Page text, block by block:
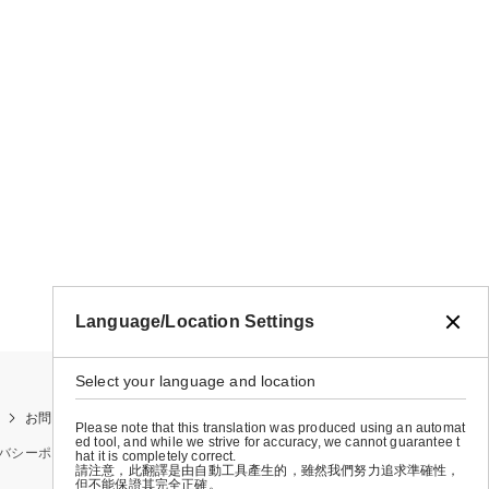
お問い合わせ
シーポリシー 特定商取引法に基づく表示 会社概要
Language/Location Settings
Select your language and location
Please note that this translation was produced using an automat
ed tool, and while we strive for accuracy, we cannot guarantee t
hat it is completely correct.
請注意，此翻譯是由自動工具產生的，雖然我們努力追求準確性，
但不能保證其完全正確。